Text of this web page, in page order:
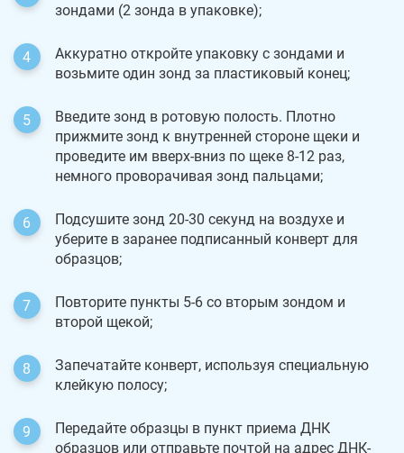
зондами (2 зонда в упаковке);
Аккуратно откройте упаковку с зондами и
возьмите один зонд за пластиковый конец;
Введите зонд в ротовую полость. Плотно
прижмите зонд к внутренней стороне щеки и
проведите им вверх-вниз по щеке 8-12 раз,
немного проворачивая зонд пальцами;
Подсушите зонд 20-30 секунд на воздухе и
уберите в заранее подписанный конверт для
образцов;
Повторите пункты 5-6 со вторым зондом и
второй щекой;
Запечатайте конверт, используя специальную
клейкую полосу;
Передайте образцы в пункт приема ДНК
образцов или отправьте почтой на адрес ДНК-